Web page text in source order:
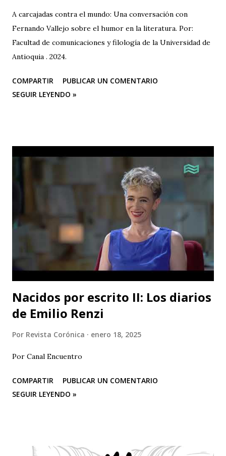
A carcajadas contra el mundo: Una conversación con
Fernando Vallejo sobre el humor en la literatura. Por:
Facultad de comunicaciones y filología de la Universidad de
Antioquia . 2024.
COMPARTIR
PUBLICAR UN COMENTARIO
SEGUIR LEYENDO »
Nacidos por escrito II: Los diarios
de Emilio Renzi
Por Revista Corónica enero 18, 2025
Por Canal Encuentro
COMPARTIR
PUBLICAR UN COMENTARIO
SEGUIR LEYENDO »